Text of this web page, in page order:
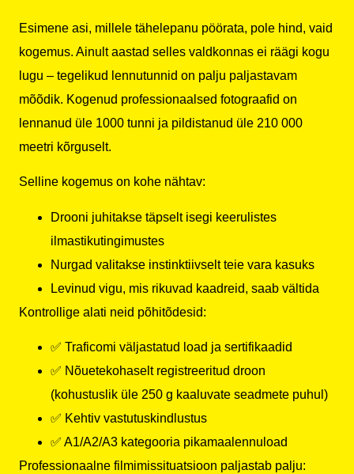
Esimene asi, millele tähelepanu pöörata, pole hind, vaid
kogemus. Ainult aastad selles valdkonnas ei räägi kogu
lugu – tegelikud lennutunnid on palju paljastavam
mõõdik. Kogenud professionaalsed fotograafid on
lennanud üle 1000 tunni ja pildistanud üle 210 000
meetri kõrguselt.
Selline kogemus on kohe nähtav:
Drooni juhitakse täpselt isegi keerulistes
ilmastikutingimustes
Nurgad valitakse instinktiivselt teie vara kasuks
Levinud vigu, mis rikuvad kaadreid, saab vältida
Kontrollige alati neid põhitõdesid:
✅ Traficomi väljastatud load ja sertifikaadid
✅ Nõuetekohaselt registreeritud droon
(kohustuslik üle 250 g kaaluvate seadmete puhul)
✅ Kehtiv vastutuskindlustus
✅ A1/A2/A3 kategooria pikamaalennuload
Professionaalne filmimissituatsioon paljastab palju: